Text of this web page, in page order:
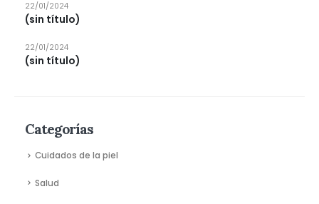
(sin título)
22/01/2024
(sin título)
22/01/2024
Categorías
Cuidados de la piel
Salud